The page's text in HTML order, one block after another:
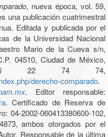
, nueva época, vol. 59,
una publicación cuatrimestral
Editada y publicada por el
de la Universidad Nacional
Mario de la Cueva s/n,
04510, Ciudad de México,
22 74 74,
derecho-comparado.
. Editor responsable:
. Certificado de Reserva de
04-2002-060413380600-102,
ambos otorgados por el
Responsable de la última